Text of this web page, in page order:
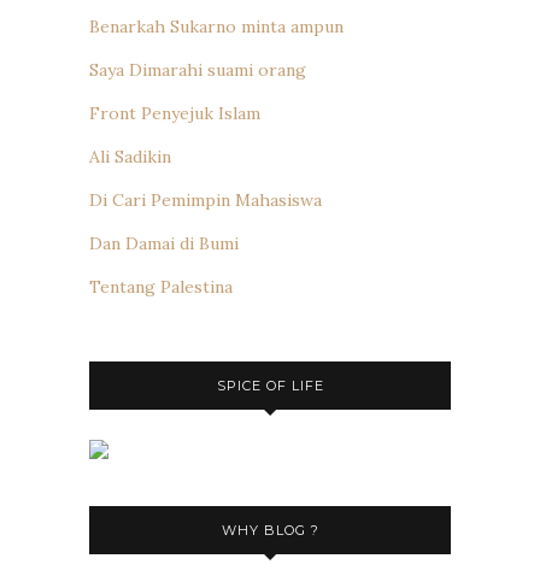
Benarkah Sukarno minta ampun
Saya Dimarahi suami orang
Front Penyejuk Islam
Ali Sadikin
Di Cari Pemimpin Mahasiswa
Dan Damai di Bumi
Tentang Palestina
SPICE OF LIFE
WHY BLOG ?